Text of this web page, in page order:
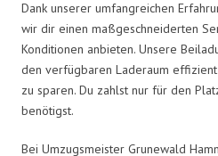
Dank unserer umfangreichen
wir dir einen maßgeschneiderten
Konditionen anbieten. Unsere
den verfügbaren Laderaum
zu sparen. Du zahlst nur für den
benötigst.
Bei Umzugsmeister Grunewald